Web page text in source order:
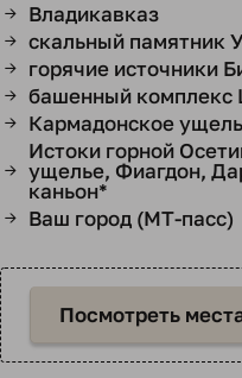
→ Владикавказ
→ скальный памятник
→ горячие источники
→ башенный комплекс
→ Кармадонское
→
Истоки горной
ущелье, Фиагдон,
каньон*
→ Ваш город (МТ-пасс)
Посмотреть